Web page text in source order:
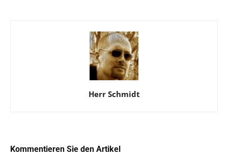
Herr Schmidt
Kommentieren Sie den Artikel